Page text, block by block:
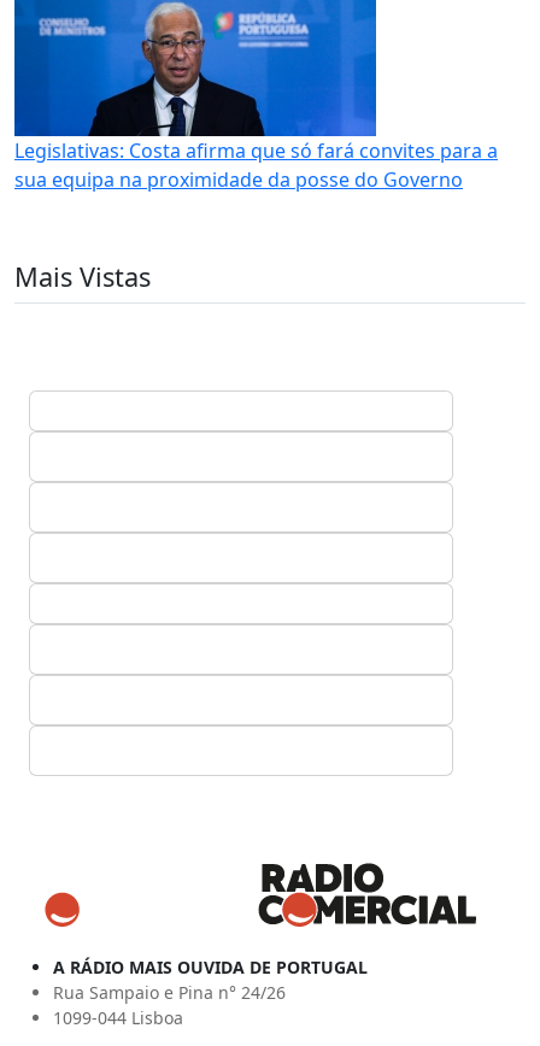
Legislativas: Costa afirma que só fará convites para a
sua equipa na proximidade da posse do Governo
Mais Vistas
A RÁDIO MAIS OUVIDA DE PORTUGAL
Rua Sampaio e Pina n° 24/26
1099-044 Lisboa